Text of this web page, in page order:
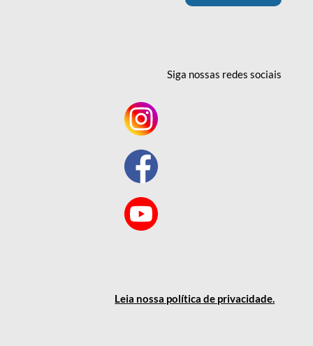
Siga nossas redessociais
Leia nossa política de privacidade.